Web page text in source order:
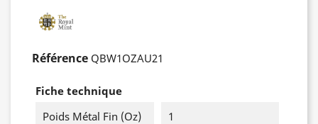
Référence QBW1OZAU21
Fiche technique
Poids Métal Fin (oz)
1